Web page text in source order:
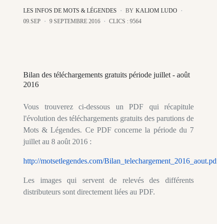
LES INFOS DE MOTS & LÉGENDES BY KALIOM LUDO
09.SEP
9 SEPTEMBRE 2016 CLICS : 9564
Bilan des téléchargements gratuits période juillet - août
2016
Vous trouverez ci-dessous un PDF qui récapitule
l'évolution des téléchargements gratuits des parutions de
Mots & Légendes. Ce PDF concerne la période du 7
juillet au 8 août 2016 :
http://motsetlegendes.com/
Les images qui servent de relevés des différents
distributeurs sont directement liées au PDF.